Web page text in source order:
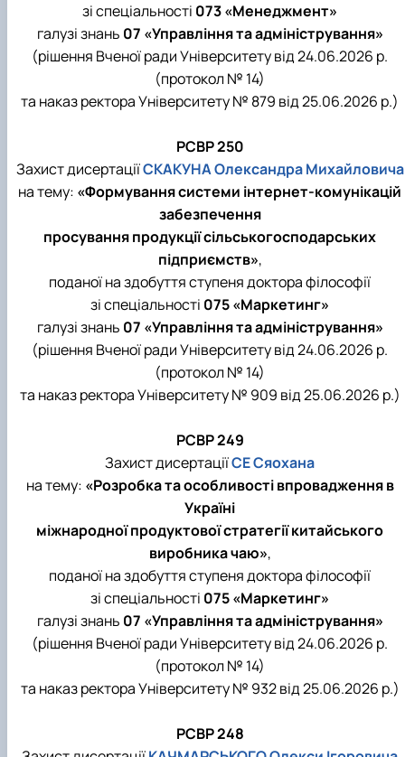
зі спеціальності 073 «Менеджмент»
галузі знань 07 «Управління та адміністрування»
(рішення Вченої ради Університету від 24.06.2026 р.
(протокол № 14)
та наказ ректора Університету № 879 від 25.06.2026 р.)
РСВР 250
Захист дисертаціїСКАКУНА Олександра Михайловича
на тему: «Формування системи інтернет-комунікацій
забезпечення
просування продукції сільськогосподарських
підприємств»,
поданої на здобуття ступеня доктора філософії
зі спеціальності 075 «Маркетинг»
галузі знань 07 «Управління та адміністрування»
(рішення Вченої ради Університету від 24.06.2026 р.
(протокол № 14)
та наказ ректора Університету № 909 від 25.06.2026 р.)
РСВР 249
Захист дисертаціїСЕ Сяохана
на тему: «Розробка та особливості впровадження в
Україні
міжнародної продуктової стратегії китайського
виробника чаю»,
поданої на здобуття ступеня доктора філософії
зі спеціальності 075 «Маркетинг»
галузі знань 07 «Управління та адміністрування»
(рішення Вченої ради Університету від 24.06.2026 р.
(протокол № 14)
та наказ ректора Університету № 932 від 25.06.2026 р.)
РСВР 248